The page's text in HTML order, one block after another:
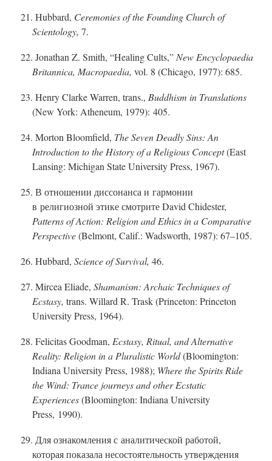
21. Hubbard, Ceremonies of the Founding Church of
Scientology, 7.
22. Jonathan Z. Smith, “Healing Cults,” New Encyclopaedia
Britannica, Macropaedia, vol. 8 (Chicago, 1977): 685.
23. Henry Clarke Warren, trans., Buddhism in Translations
(New York: Atheneum, 1979): 405.
24. Morton Bloomfield, The Seven Deadly Sins: An
Introduction to the History of a Religious Concept(East
Lansing: Michigan State University Press, 1967).
25. В отношении диссонанса и гармонии
в религиозной этике смотрите David Chidester,
Patterns of Action: Religion and Ethics in a Comparative
Perspective(Belmont, Calif.: Wadsworth, 1987): 67–105.
26. Hubbard, Science of Survival, 46.
27. Mircea Eliade, Shamanism: Archaic Techniques of
Ecstasy, trans. Willard R. Trask (Princeton: Princeton
University Press, 1964).
28. Felicitas Goodman, Ecstasy, Ritual, and Alternative
Reality: Religion in a Pluralistic World(Bloomington:
Indiana University Press, 1988); Where the Spirits Ride
the Wind: Trance journeys and other Ecstatic
Experiences(Bloomington: Indiana University
Press, 1990).
29. Для ознакомления с аналитической работой,
которая показала несостоятельность утверждения